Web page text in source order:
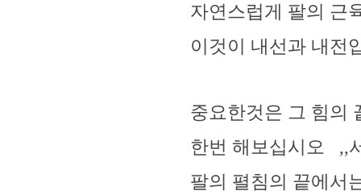
자연스럽게 팔의 근
이것이 내선과 내전
중요한것은 그 힘의
한번 해보십시오 ,,
팔의 펼침의 끝에서